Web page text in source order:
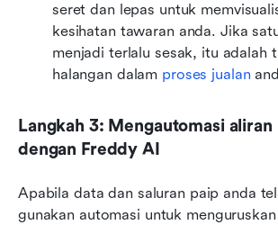
seret dan lepas untuk
kesihatan tawaran anda. Jika
menjadi terlalu sesak, itu adalah
halangan dalam proses jualan
Langkah 3: Mengautomasi
dengan Freddy AI
Apabila data dan saluran paip anda
gunakan automasi untuk menguruskan